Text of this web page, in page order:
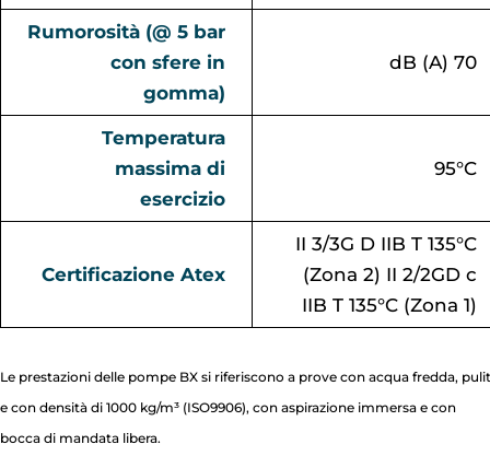
Rumorosità (@ 5 bar
con sfere in
gomma)
dB (A) 70
Temperatura
massima di
esercizio
95°C
Certificazione Atex
II 3/3G D IIB T 135°C
(Zona 2) II 2/2GD c
IIB T 135°C (Zona 1)
Le prestazioni delle pompe BX si riferiscono a prove con acqua fredda,
e con densità di 1000 kg/m³ (ISO9906), con aspirazione immersa e con
bocca di mandata libera.